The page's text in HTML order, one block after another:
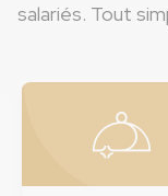
salariés. Tout